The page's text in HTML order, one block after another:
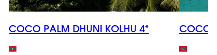
COCO PALM DHUNI KOLHU 4* COCO